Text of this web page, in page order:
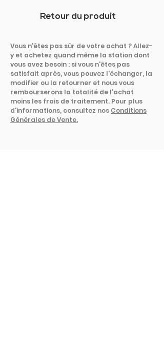
Retour du produit
Vous n'êtes pas sûr de votre achat ? Allez-
y et achetez quand même la station dont
vous avez besoin : si vous n'êtes pas
satisfait après, vous pouvez l'échanger, la
modifier ou la retourner et nous vous
rembourserons la totalité de l'achat
moins les frais de traitement. Pour plus
d'informations, consultez nos Conditions
Générales de Vente.